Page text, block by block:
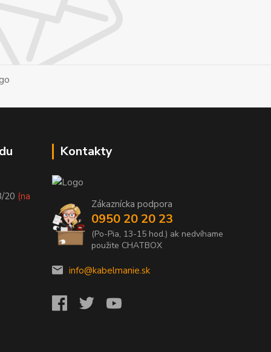
20 (na
Kontakty
Zákaznícka podpora
0950 20 20 23
(Po-Pia, 13-15 hod.) ak nedvíhame
použite CHATBOX
info@kabelmanie.sk